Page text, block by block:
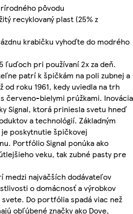
pôvodu
recyklovaný plast (25% z
krabičku vyhoďte do modrého
ľuďoch pri používaní 2x za deň.
patrí k špičkám na poli zubnej a
od roku 1961, kedy uviedla na trh
červeno-bielymi prúžkami. Inovácia
Signal, ktorá priniesla svetu hneď
a technológií. Základným
poskytnutie špičkovej
Portfólio Signal ponúka ako
veku, tak zubné pasty pre
medzi najväčších dodávateľov
o domácnosť a výrobkov
Do portfólia spadá viac než
obľúbené značky ako Dove,